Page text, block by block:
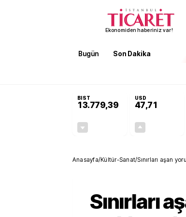
Ekonomiden haberiniz var!
Bugün Son Dakika
BIST
13.779,39
USD
47,71
Anasayfa/Kültür-Sanat/Sınırları aşan
Sınırları